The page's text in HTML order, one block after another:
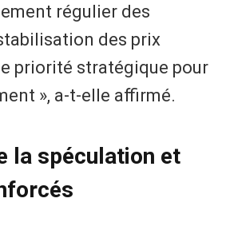
régulier des
des prix
priorité stratégique pour
», a-t-elle affirmé.
la spéculation et